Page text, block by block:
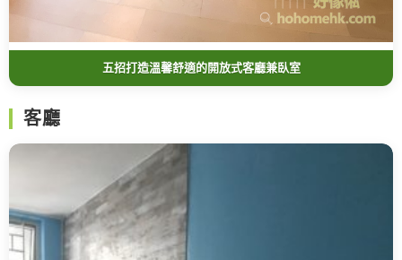
五招打造溫馨舒適的開放式客廳兼臥室
客廳